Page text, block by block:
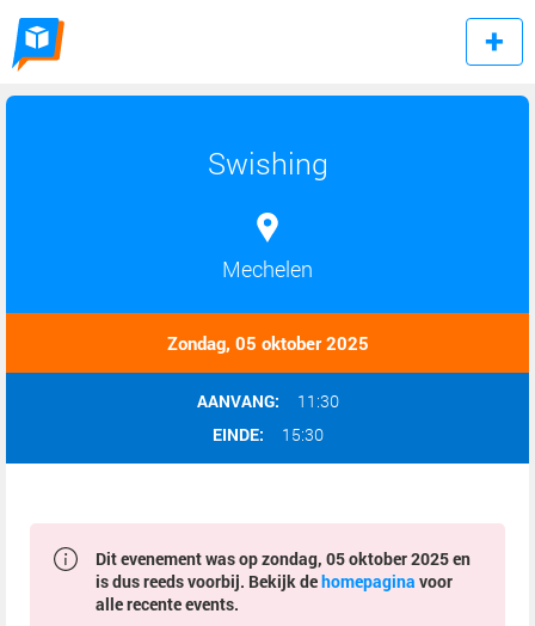
Swishing
Mechelen
Zondag, 05 oktober 2025
AANVANG:
11:30
EINDE:
15:30
Dit evenement was op zondag, 05 oktober 2025 en
is dus reeds voorbij. Bekijk dehomepagina voor
alle recente events.